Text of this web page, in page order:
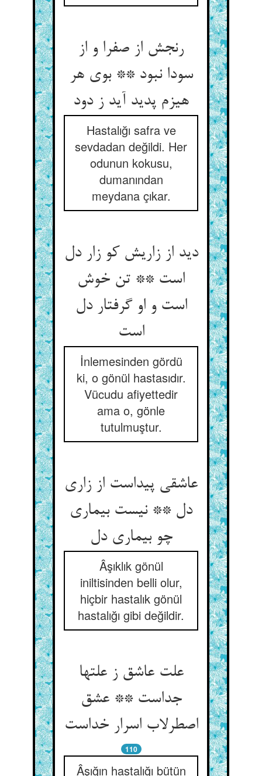
رنجش از صفرا و از
سودا نبود ** بوی هر
هیزم پدید آید ز دود
Hastalığı safra ve
sevdadan değildi. Her
odunun kokusu,
dumanından
meydana çıkar.
دید از زاریش کو زار دل
است ** تن خوش
است و او گرفتار دل
است‌‌
İnlemesinden gördü
ki, o gönül hastasıdır.
Vücudu afiyettedir
ama o, gönle
tutulmuştur.
عاشقی پیداست از زاری
دل ** نیست بیماری
چو بیماری دل‌‌
Âşıklık gönül
iniltisinden belli olur,
hiçbir hastalık gönül
hastalığı gibi değildir.
علت عاشق ز علتها
جداست ** عشق
اصطرلاب اسرار خداست‌‌
110
Âşığın hastalığı bütün